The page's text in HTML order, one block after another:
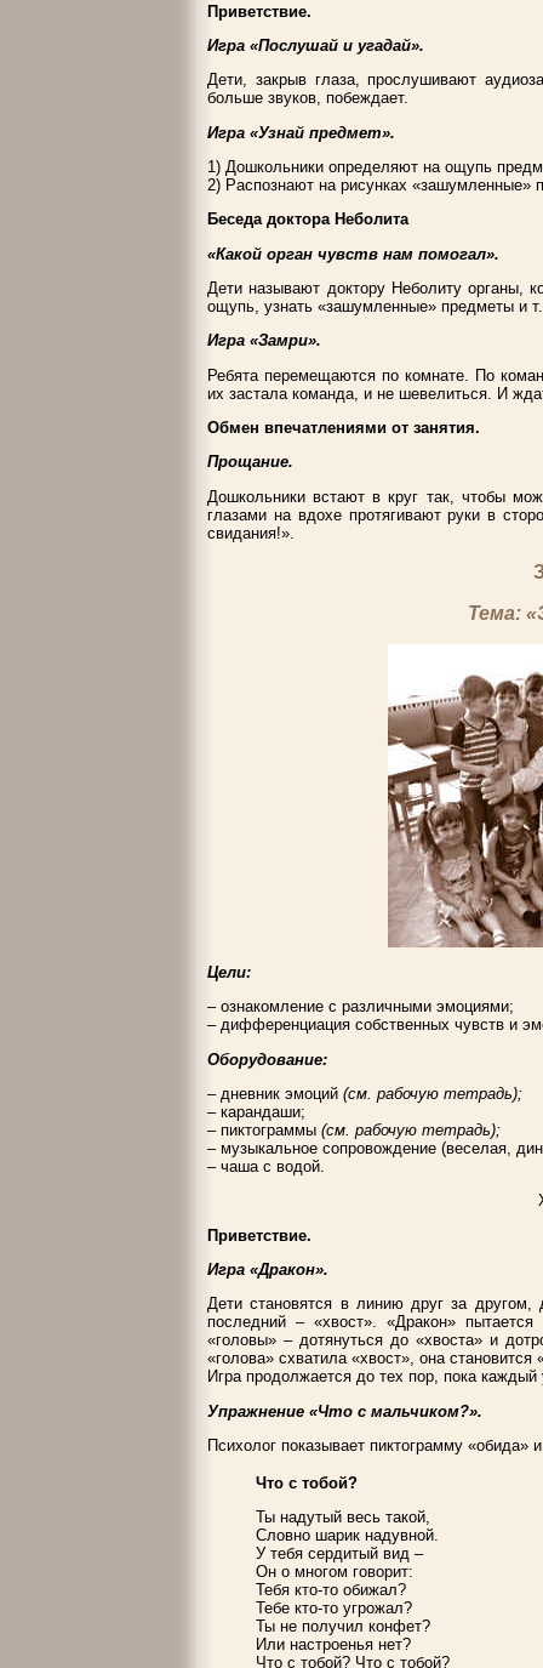
Приветствие.
Игра «Послушай и угадай».
Дети, закрыв глаза, прослушивают
больше звуков, побеждает.
Игра «Узнай предмет».
1) Дошкольники определяют на ощупь
2) Распознают на рисунках «зашумленные»
Беседа доктора Неболита
«Какой орган чувств нам помогал».
Дети называют доктору Неболиту органы,
ощупь, узнать «зашумленные» предметы и
Игра «Замри».
Ребята перемещаются по комнате. По
их застала команда, и не шевелиться. И
Обмен впечатлениями от занятия.
Прощание.
Дошкольники встают в круг так, чтобы
глазами на вдохе протягивают руки в
свидания!».
Тема:
Цели:
– ознакомление с различными эмоциями;
– дифференциация собственных чувств и
Оборудование:
– дневник эмоций (см. рабочую тетрадь);
– карандаши;
– пиктограммы (см. рабочую тетрадь);
– музыкальное сопровождение (веселая,
– чаша с водой.
Приветствие.
Игра «Дракон».
Дети становятся в линию друг за другом,
последний – «хвост». «Дракон»
«головы» – дотянуться до «хвоста» и
«голова» схватила «хвост», она становится
Игра продолжается до тех пор, пока
Упражнение «Что с мальчиком?».
Психолог показывает пиктограмму «обида»
Что с тобой?
Ты надутый весь такой,
Словно шарик надувной.
У тебя сердитый вид –
Он о многом говорит:
Тебя кто-то обижал?
Тебе кто-то угрожал?
Ты не получил конфет?
Или настроенья нет?
Что с тобой? Что с тобой?